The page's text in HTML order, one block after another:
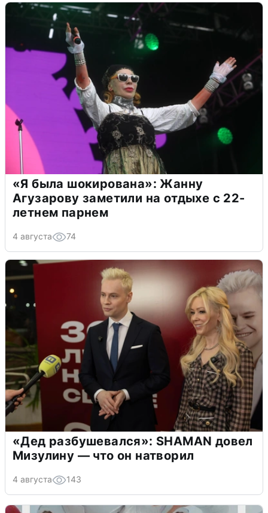
«Я была шокирована»: Жанну
Агузарову заметили на отдыхе с 22-
летнем парнем
4 августа 74
«Дед разбушевался»: SHAMAN довел
Мизулину — что он натворил
4 августа 143